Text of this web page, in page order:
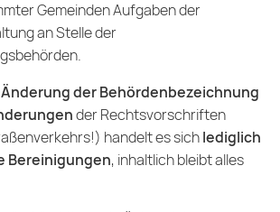
Gemeinden Aufgaben der
an Stelle der
Änderung der Behördenbezeichnung
der Rechtsvorschriften
handelt es sichlediglich
Bereinigungen, inhaltlich bleibt alles